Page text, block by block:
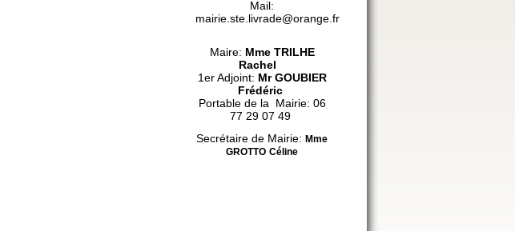
Mail:
mairie.ste.livrade@orange.fr
Maire: Mme TRILHE
Rachel
1er Adjoint: Mr GOUBIER
Frédéric
Portable de la Mairie: 06
77 29 07 49
Secrétaire de Mairie: Mme
GROTTO Céline